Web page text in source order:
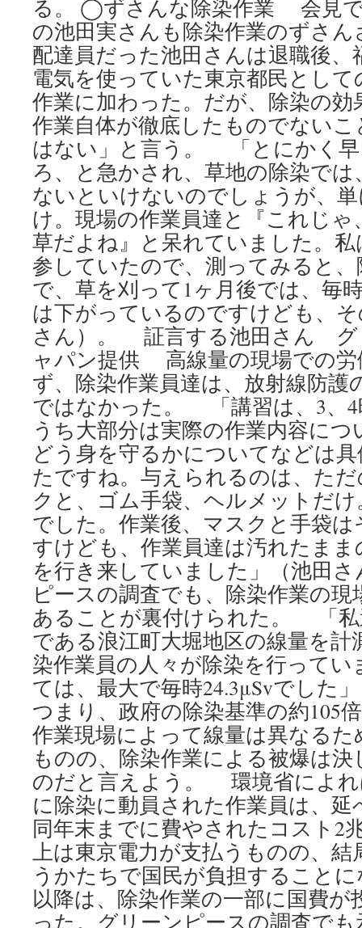
る。 ◯ずさんな除染作業 会見
の池田実さんも除染作業のずさ
配達員だった池田さんは退職後、
電気を使っていた東京都民とし
作業に加わった。だが、除染の
作業自体が徹底したものでない
はない」と言う。 「とにかく早
ろ、と急かされ、草地の除染で
ないといけないのでしょうが、
け。現場の作業員達と『これじ
草だよね』と呆れていました。
参していたので、測ってみると、
で、草を刈って1ヶ月後では、毎
は下がっているのですけども、
さん）。 証言する池田さん グ
ャパン提供 高線量の現場での労
ず、除染作業員達は、放射線防護
ではなかった。 「講習は、3、4
うち大部分は実際の作業内容に
どう身を守るかについてなどは
たですね。与えられるのは、た
クと、ゴム手袋、ヘルメットだ
でした。作業後、マスクと手袋
すけども、作業員達は汚れたま
を行き来していました」（池田
ピースの調査でも、除染作業の
あることが裏付けられた。 「私
である浪江町大堀地区の線量を
染作業員の人々が除染を行って
ては、最大で毎時24.3μSvでした
つまり、政府の除染基準の約105
作業現場によって線量は異なる
ものの、除染作業による被爆は
のだと言えよう。 環境省によれ
に除染に動員された作業員は、延
同年末までに費やされたコスト2
上は東京電力が支払うものの、結
うかたちで国民が負担すること
以降は、除染作業の一部に国費
った。グリーンピースの調査で